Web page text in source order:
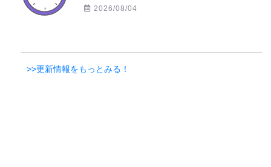
2026/08/04
>>更新情報をもっとみる！